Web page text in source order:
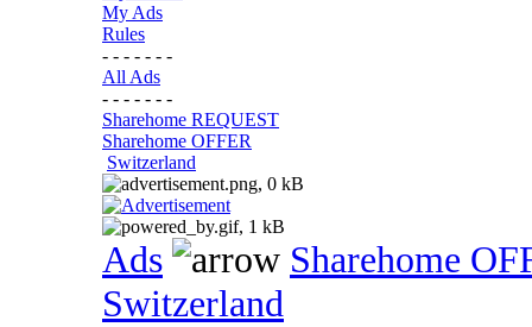
My Ads
Rules
- - - - - - -
All Ads
- - - - - - -
Sharehome REQUEST
Sharehome OFFER
Switzerland
Ads
Sharehome
Switzerland